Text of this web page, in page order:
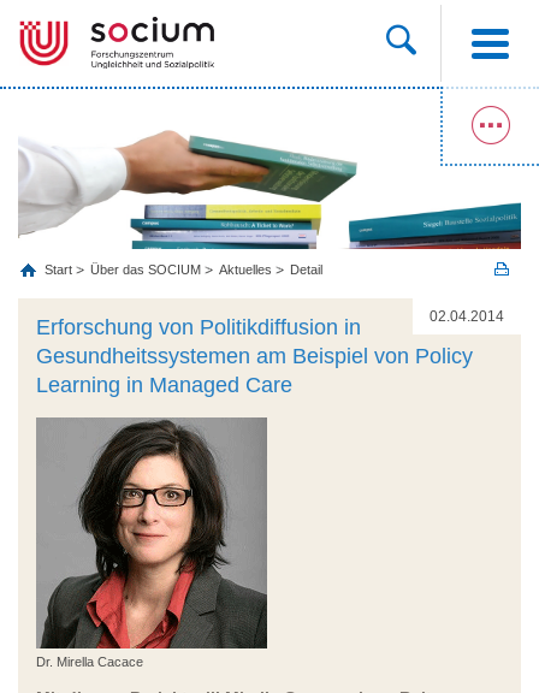
Start Über das SOCIUM Aktuelles Detail
02.04.2014
Erforschung von Politikdiffusion in
Gesundheitssystemen am Beispiel von Policy
Learning in Managed Care
Dr. Mirella Cacace